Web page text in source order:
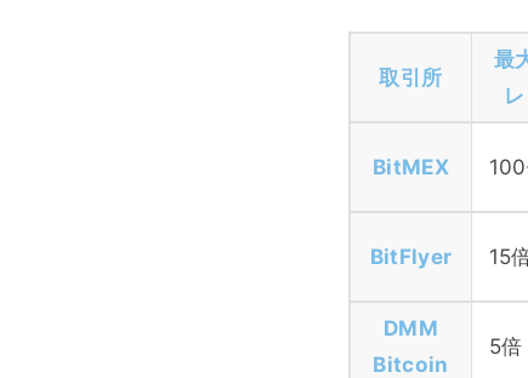
取引所
最
BitMEX
BitFlyer 15
DMM
Bitcoin
5倍